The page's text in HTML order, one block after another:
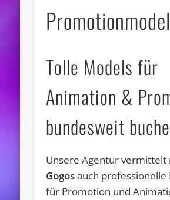
Tolle Models für
Animation &
bundesweit
Unsere Agentur vermittelt
Gogosauch professionelle
für Promotion und